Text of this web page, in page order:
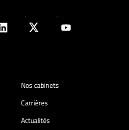
Nos cabinets
Carrières
Actualités